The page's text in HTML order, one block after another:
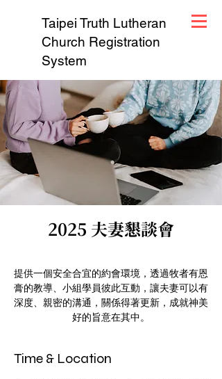
Taipei Truth Lutheran
Church Registration
System
2025 夫妻懇談會
提供一個安全合宜的約會環境，透過牧者有恩
膏的教導、小組學員彼此互動，讓夫妻可以有
深度、親密的溝通，關係得著更新，成就神美
好的旨意在其中。
Time & Location